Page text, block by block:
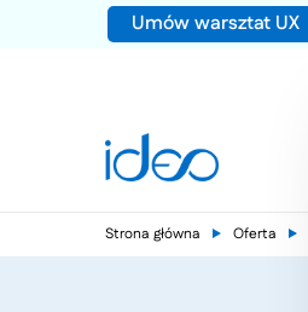
Umów warsztat UX
Strona główna Oferta